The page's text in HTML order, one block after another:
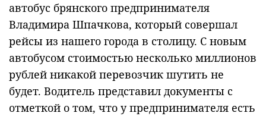
автобус брянского предпринимателя
Владимира Шпачкова, который совершал
рейсы из нашего города в столицу. С новым
автобусом стоимостью несколько миллионов
рублей никакой перевозчик шутить не
будет. Водитель представил документы с
отметкой о том, что у предпринимателя есть